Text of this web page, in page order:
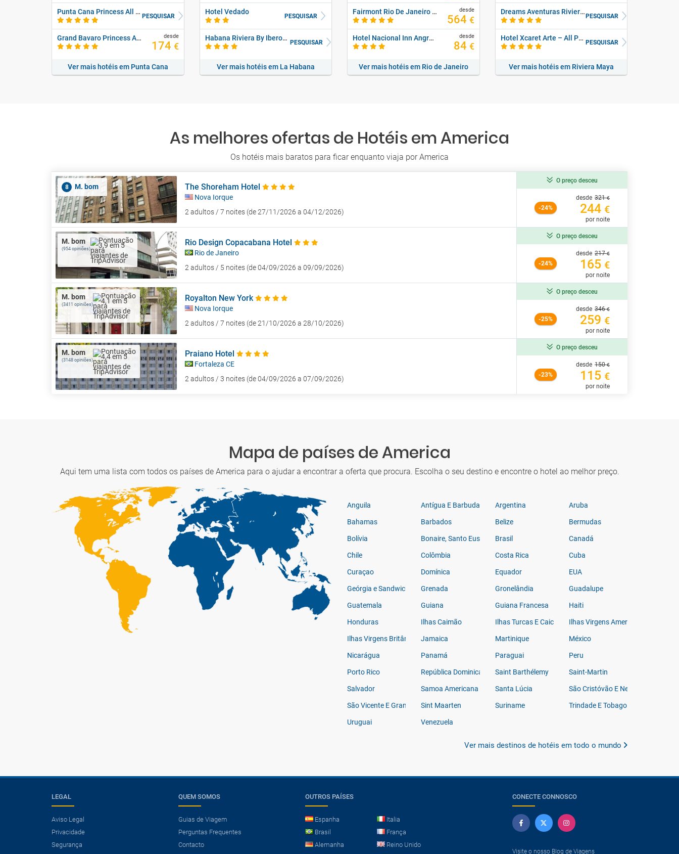
Punta Cana Princess All Suites Resort & Spa - Adults Only
PESQUISAR
Grand Bavaro Princess All Inclusive desde
174 €
Ver mais hotéis em Punta Cana
Hotel Vedado
PESQUISAR
Habana Riviera By Iberostar Cuba
PESQUISAR
Ver mais hotéis em La Habana
Fairmont Rio De Janeiro Copacabana desde
564 €
Hotel Nacional Inn Angra Dos Reis desde
84 €
Ver mais hotéis em Rio de Janeiro
Dreams Aventuras Riviera Maya - All Inclusive
PESQUISAR
Hotel Xcaret Arte – All Parks All Fun Inclusive, Adults Only
PESQUISAR
Ver mais hotéis em Riviera Maya
As melhores ofertas de Hotéis em America
Os hotéis mais baratos para ficar enquanto viaja por America
8 M. bom The Shoreham Hotel
Nova Iorque
2 adultos / 7 noites (de 27/11/2026 a 04/12/2026)
O preço desceu
-24%
desde 321€
244 €
por noite
M. bom
(954 opiniões)
Rio Design Copacabana Hotel
Rio de Janeiro
2 adultos / 5 noites (de 04/09/2026 a 09/09/2026)
O preço desceu
-24%
desde 217€
165 €
por noite
M. bom
(3411 opiniões)
Royalton New York
Nova Iorque
2 adultos / 7 noites (de 21/10/2026 a 28/10/2026)
O preço desceu
-25%
desde 346€
259 €
por noite
M. bom
(3148 opiniões)
Praiano Hotel
Fortaleza CE
2 adultos / 3 noites (de 04/09/2026 a 07/09/2026)
O preço desceu
-23%
desde 150€
115 €
por noite
Mapa de países de America
Aqui tem uma lista com todos os países de America para o ajudar a encontrar a oferta que procura. Escolha o seu destino e encontre o hotel ao melhor preço.
Anguila Antígua E Barbuda Argentina Aruba
Bahamas Barbados Belize Bermudas
Bolívia Bonaire, Santo Eustáquio e Saba
Brasil Canadá
Chile Colômbia Costa Rica Cuba
Curaçao Domínica Equador EUA
Geórgia e Sandwich do SulGrenada Gronelândia Guadalupe
Guatemala Guiana Guiana Francesa Haiti
Honduras Ilhas Caimão Ilhas Turcas E Caicos Ilhas Virgens Americanas
Ilhas Virgens Britânicas Jamaica Martinique México
Nicarágua Panamá Paraguai Peru
Porto Rico República Dominicana Saint Barthélemy Saint-Martin
Salvador Samoa Americana Santa Lúcia São Cristóvão E Neves
São Vicente E GranadinasSint Maarten Suriname Trindade E Tobago
Uruguai Venezuela
Ver mais destinos de hotéis em todo o mundo
LEGAL
Aviso Legal
Privacidade
Segurança
QUEM SOMOS
Guias de Viagem
Perguntas Frequentes
Contacto
OUTROS PAÍSES
Espanha
Italia
Brasil
França
Alemanha
Reino Unido
CONECTE CONNOSCO
Visite o nosso Blog de Viagens